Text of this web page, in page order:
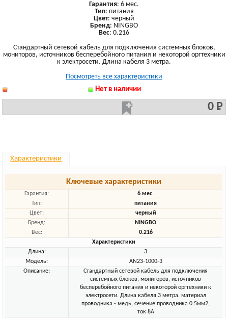
Гарантия: 6 мес.
Тип: питания
Цвет: черный
Бренд: NINGBO
Вес: 0.216
Стандартный сетевой кабель для подключения системных блоков,
мониторов, источников бесперебойного питания и некоторой оргтехники
к электросети. Длина кабеля 3 метра.
Посмотреть все характеристики
Нет в наличии
0 Р
Характеристики
Ключевые характеристики
Гарантия:
6 мес.
Тип:
питания
Цвет:
черный
Бренд:
NINGBO
Вес:
0.216
Характеристики
Длина:
3
Модель:
AN23-1000-3
Описание:
Стандартный сетевой кабель для подключения
системных блоков, мониторов, источников
бесперебойного питания и некоторой оргтехники к
электросети. Длина кабеля 3 метра. материал
проводника - медь, сечение проводника 0.5мм2,
ток 8А